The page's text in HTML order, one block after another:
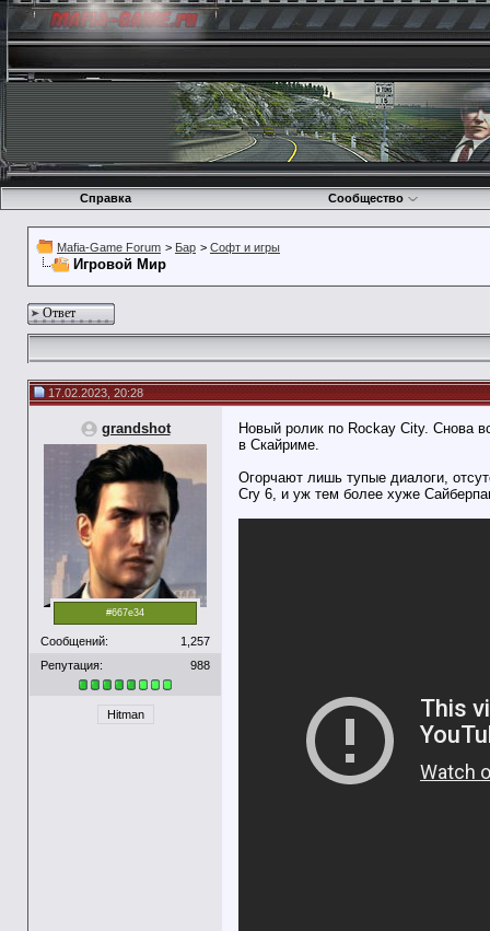
Справка Сообщество
Mafia-Game Forum > Бар > Софт и игры
Игровой Мир
Ответ
17.02.2023, 20:28
grandshot
#667e34
Сообщений:
1,257
Репутация:
988
Hitman
Новый ролик по Rockay City. Снова
в Скайриме.
Огорчают лишь тупые диалоги,
Cry 6, и уж тем более хуже